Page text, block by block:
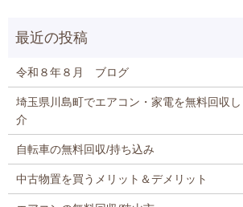
令和８年８月 ブログ
埼玉県川島町でエアコン・家電を無料回収
介
自転車の無料回収/持ち込み
中古物置を買うメリット＆デメリット